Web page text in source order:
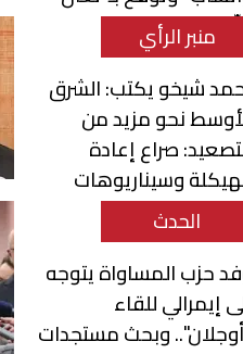
منبر الرأي
شيخو يكتب: الشرق
نحو مزيد من
صراع إعادة
وسيناريوهات
الإقليمي
الحدث
حزب المساواة يتوجه
إيمرالي للقاء
وبحث مستجدات